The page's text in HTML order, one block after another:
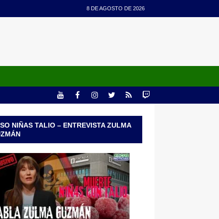
8 DE AGOSTO DE 2026
NIÑAS TALIO – ENTREVISTA ZULMA